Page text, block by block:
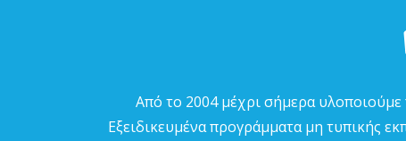
Από το 2004 µέχρι σήµερα
Εξειδικευµένα προγράµµατα µη τυπικής